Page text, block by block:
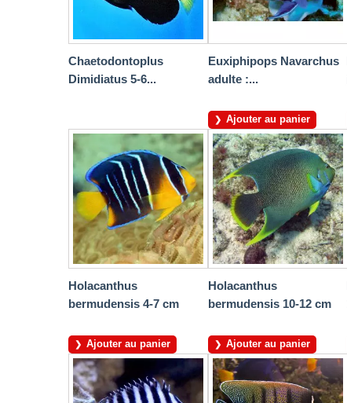
Chaetodontoplus
Dimidiatus 5-6...
Euxiphipops Navarchus
adulte :...
Ajouter au panier
Holacanthus
bermudensis 4-7 cm
Ajouter au panier
Holacanthus
bermudensis 10-12 cm
Ajouter au panier